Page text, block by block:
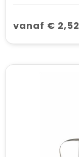
vanaf € 2,52